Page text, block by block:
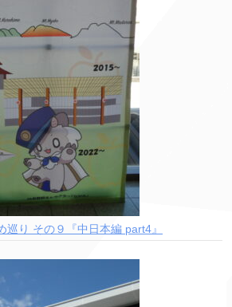
巡り その９『中日本編 part4』